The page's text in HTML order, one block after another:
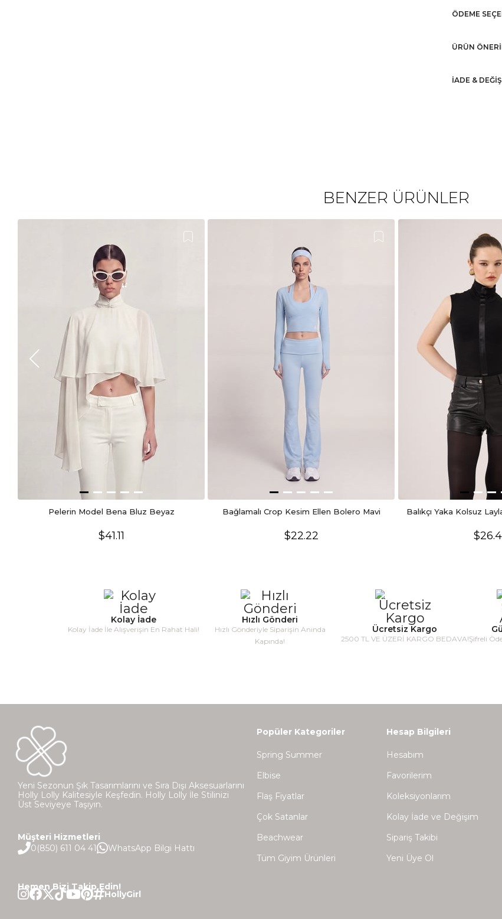
ÖDEME
ÜRÜN
İADE &
BENZER ÜRÜNLER
Pelerin Model Bena Bluz Beyaz
$41.11
Bağlamalı Crop Kesim Ellen Bolero Mavi
$22.22
Balıkçı Yaka Kolsuz
Kolay İade
Kolay İade İle Alışverişin En Rahat Hali!
Hızlı Gönderi
Hızlı Gönderiyle Siparişin Anında
Kapında!
Ücretsiz Kargo
2500 TL VE ÜZERİ KARGO BEDAVA!Şifreli
Yeni Sezonun Şık Tasarımlarını ve Sıra Dışı Aksesuarlarını
Holly Lolly Kalitesiyle Keşfedin. Holly Lolly İle Stilinizi
Üst Seviyeye Taşıyın.
Müşteri Hizmetleri
0(850) 611 04 41
WhatsApp Bilgi Hattı
Hemen Bizi Takip Edin!
Popüler Kategoriler
Spring Summer
Elbise
Flaş Fiyatlar
Çok Satanlar
Beachwear
Tüm Giyim Ürünleri
Hesap Bilgileri
Hesabım
Favorilerim
Koleksiyonlarım
Kolay İade ve Değişim
Sipariş Takibi
Yeni Üye Ol